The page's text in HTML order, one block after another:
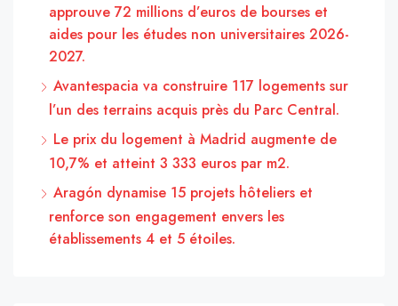
approuve 72 millions d’euros de bourses et
aides pour les études non universitaires 2026-
2027.
Avantespacia va construire 117 logements sur
l’un des terrains acquis près du Parc Central.
Le prix du logement à Madrid augmente de
10,7% et atteint 3 333 euros par m2.
Aragón dynamise 15 projets hôteliers et
renforce son engagement envers les
établissements 4 et 5 étoiles.